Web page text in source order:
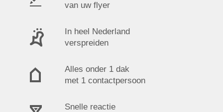
van uw flyer
In heel Nederland
verspreiden
Alles onder 1 dak
met 1 contactpersoon
Snelle reactie